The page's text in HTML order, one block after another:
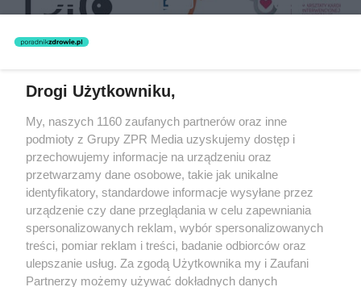
rozpowszechniany lub dalej rozpowszechniany w jakikolwiek sposób
(w tym także elektroniczny lub mechaniczny) na jakimkolwiek polu
eksploatacji w jakiejkolwiek formie, włącznie z umieszczaniem w
Internecie bez pisemnej zgody właściciela praw. Jakiekolwiek użycie
lub wykorzystanie utworów w całości lub w części z naruszeniem
prawa, tzn. bez właściwej zgody, jest zabronione pod groźbą kary i
może być ścigane prawnie.
Drogi Użytkowniku,
My, naszych 1160 zaufanych partnerów oraz inne
podmioty z Grupy ZPR Media uzyskujemy dostęp i
przechowujemy informacje na urządzeniu oraz
przetwarzamy dane osobowe, takie jak unikalne
identyfikatory, standardowe informacje wysyłane przez
urządzenie czy dane przeglądania w celu zapewniania
spersonalizowanych reklam, wybór spersonalizowanych
treści, pomiar reklam i treści, badanie odbiorców oraz
ulepszanie usług. Za zgodą Użytkownika my i Zaufani
Partnerzy możemy używać dokładnych danych